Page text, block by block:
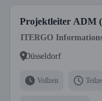
Projektleiter ADM
ITERGO
Düsseldorf
Vollzeit